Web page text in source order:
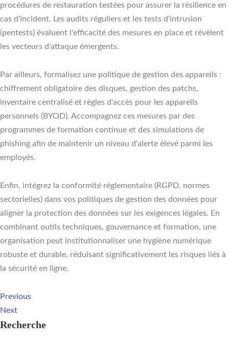
procédures de restauration testées pour assurer la résilience en
cas d'incident. Les audits réguliers et les tests d'intrusion
(pentests) évaluent l'efficacité des mesures en place et révèlent
les vecteurs d'attaque émergents.
Par ailleurs, formalisez une politique de gestion des appareils :
chiffrement obligatoire des disques, gestion des patchs,
inventaire centralisé et règles d'accès pour les appareils
personnels (BYOD). Accompagnez ces mesures par des
programmes de formation continue et des simulations de
phishing afin de maintenir un niveau d'alerte élevé parmi les
employés.
Enfin, intégrez la conformité réglementaire (RGPD, normes
sectorielles) dans vos politiques de gestion des données pour
aligner la protection des données sur les exigences légales. En
combinant outils techniques, gouvernance et formation, une
organisation peut institutionnaliser une hygiène numérique
robuste et durable, réduisant significativement les risques liés à
la sécurité en ligne.
Previous
Next
Recherche